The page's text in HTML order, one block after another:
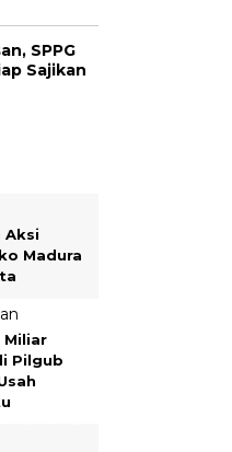
SPPG
Sajikan
Aksi
Madura
Miliar
Pilgub